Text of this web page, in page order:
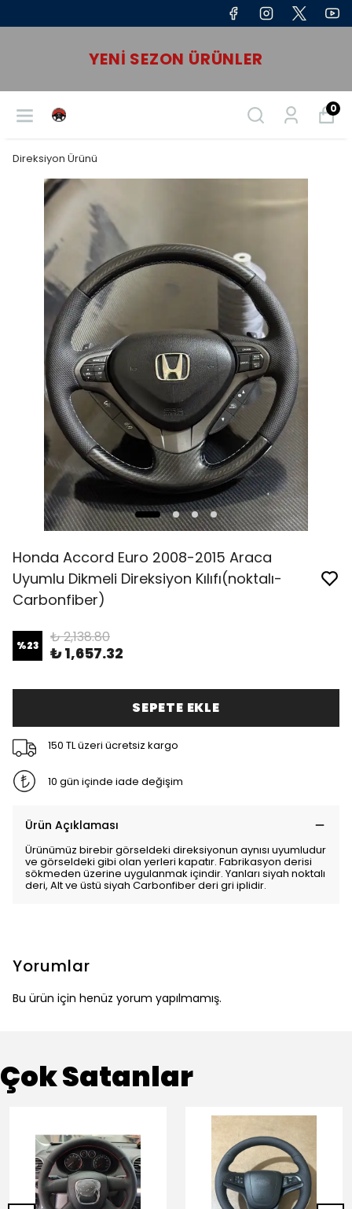
YENI SEZON ÜRÜNLER
0
Direksiyon Ürünü
Honda Accord Euro 2008-2015 Araca
Uyumlu Dikmeli Direksiyon Kılıfı(noktalı-
Carbonfiber)
%23 ₺ 2,138.80
₺ 1,657.32
SEPETE EKLE
150 TL üzeri ücretsiz kargo
10 gün içinde iade değişim
Ürün Açıklaması
Ürünümüz birebir görseldeki direksiyonun aynısı uyumludur
ve görseldeki gibi olan yerleri kapatır. Fabrikasyon derisi
sökmeden üzerine uygulanmak içindir. Yanları siyah noktalı
deri, Alt ve üstü siyah Carbonfiber deri gri iplidir.
Yorumlar
Bu ürün için henüz yorum yapılmamış.
Çok Satanlar